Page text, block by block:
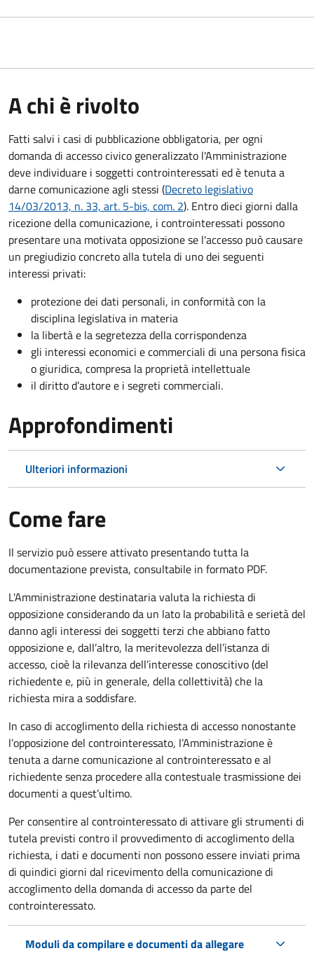
A chi è rivolto
Fatti salvi i casi di pubblicazione obbligatoria, per ogni
domanda di accesso civico generalizzato l'Amministrazione
deve individuare i soggetti controinteressati ed è tenuta a
darne comunicazione agli stessi (Decreto legislativo
14/03/2013, n. 33, art. 5-bis, com. 2). Entro dieci giorni dalla
ricezione della comunicazione, i controinteressati possono
presentare una motivata opposizione se l'accesso può causare
un pregiudizio concreto alla tutela di uno dei seguenti
interessi privati:
protezione dei dati personali, in conformità con la
disciplina legislativa in materia
la libertà e la segretezza della corrispondenza
gli interessi economici e commerciali di una persona fisica
o giuridica, compresa la proprietà intellettuale
il diritto d’autore e i segreti commerciali.
Approfondimenti
Ulteriori informazioni
Come fare
Il servizio può essere attivato presentando tutta la
documentazione prevista, consultabile in formato PDF.
L'Amministrazione destinataria valuta la richiesta di
opposizione considerando da un lato la probabilità e serietà del
danno agli interessi dei soggetti terzi che abbiano fatto
opposizione e, dall’altro, la meritevolezza dell’istanza di
accesso, cioè la rilevanza dell’interesse conoscitivo (del
richiedente e, più in generale, della collettività) che la
richiesta mira a soddisfare.
In caso di accoglimento della richiesta di accesso nonostante
l’opposizione del controinteressato, l’Amministrazione è
tenuta a darne comunicazione al controinteressato e al
richiedente senza procedere alla contestuale trasmissione dei
documenti a quest’ultimo.
Per consentire al controinteressato di attivare gli strumenti di
tutela previsti contro il provvedimento di accoglimento della
richiesta, i dati e documenti non possono essere inviati prima
di quindici giorni dal ricevimento della comunicazione di
accoglimento della domanda di accesso da parte del
controinteressato.
Moduli da compilare e documenti da allegare